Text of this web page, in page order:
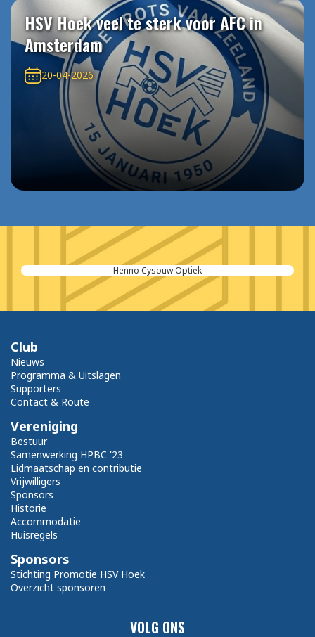
HSV Hoek veel te sterk voor AFC in
Amsterdam
20-04-2026
Henno Cysouw Optiek
VOLG ONS
Club
Nieuws
Programma & Uitslagen
Supporters
Contact & Route
Vereniging
Bestuur
Samenwerking HPBC '23
Lidmaatschap en contributie
Vrijwilligers
Sponsors
Historie
Accommodatie
Huisregels
Sponsors
Stichting Promotie HSV Hoek
Overzicht sponsoren